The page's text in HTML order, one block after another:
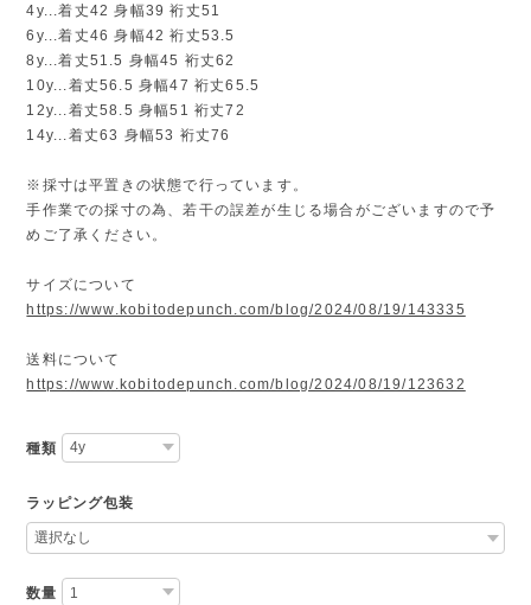
4y...着丈42 身幅39 裄丈51
6y...着丈46 身幅42 裄丈53.5
8y...着丈51.5 身幅45 裄丈62
10y...着丈56.5 身幅47 裄丈65.5
12y...着丈58.5 身幅51 裄丈72
14y...着丈63 身幅53 裄丈76
※採寸は平置きの状態で行っています。
手作業での採寸の為、若干の誤差が生じる場合がございますので予
めご了承ください。
サイズについて
https://www.kobitodepunch.com/blog/2024/08/19/143335
送料について
https://www.kobitodepunch.com/blog/2024/08/19/123632
種類
ラッピング包装
数量